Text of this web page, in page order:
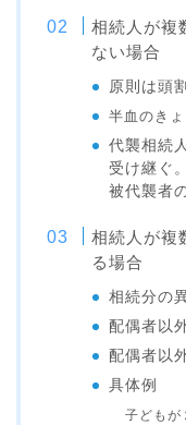
相続人が複
ない場合
原則は頭
半血のき
代襲相続
受け継ぐ
被代襲者
相続人が複
る場合
相続分の
配偶者以
配偶者以
具体例
子どもが